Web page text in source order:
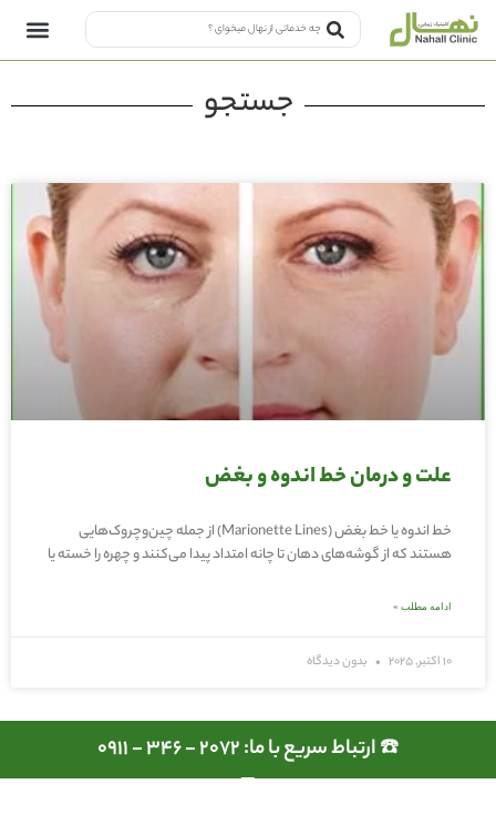
جستجو
علت و درمان خط اندوه و بغض
خط اندوه یا خط بغض (Marionette Lines) از جمله چین‌وچروک‌هایی
هستند که از گوشه‌های دهان تا چانه امتداد پیدا می‌کنند و چهره را خسته یا
ادامه مطلب »
10 اکتبر, 2025 بدون دیدگاه
☎️ ارتباط سریع با ما: 2072 - 346 - 0911